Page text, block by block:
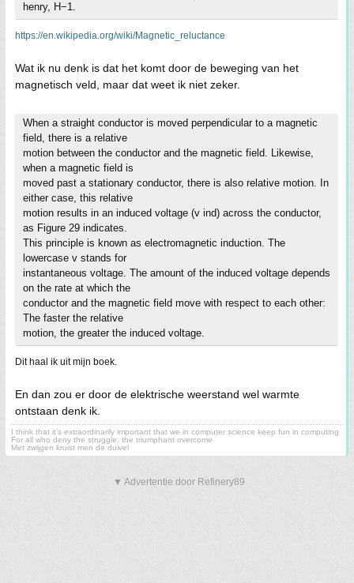
henry, H−1.
https://en.wikipedia.org/wiki/Magnetic_reluctance
Wat ik nu denk is dat het komt door de beweging van het
magnetisch veld, maar dat weet ik niet zeker.
When a straight conductor is moved perpendicular to a magnetic
field, there is a relative
motion between the conductor and the magnetic field. Likewise,
when a magnetic field is
moved past a stationary conductor, there is also relative motion. In
either case, this relative
motion results in an induced voltage (v ind) across the conductor,
as Figure 29 indicates.
This principle is known as electromagnetic induction. The
lowercase v stands for
instantaneous voltage. The amount of the induced voltage depends
on the rate at which the
conductor and the magnetic field move with respect to each other:
The faster the relative
motion, the greater the induced voltage.
Dit haal ik uit mijn boek.
En dan zou er door de elektrische weerstand wel warmte
ontstaan denk ik.
I think that it’s extraordinarily important that we in computer science keep fun in computing
For all who deny the struggle, the triumphant overcome
Met zwijgen kruist men de duivel
▼ Advertentie door Refinery89